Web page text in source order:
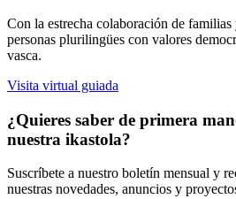
Con la estrecha colaboración de
personas plurilingües con valores
vasca.
Visita virtual guiada
¿Quieres saber de primera
nuestra ikastola?
Suscríbete a nuestro boletín mensual y
nuestras novedades, anuncios y